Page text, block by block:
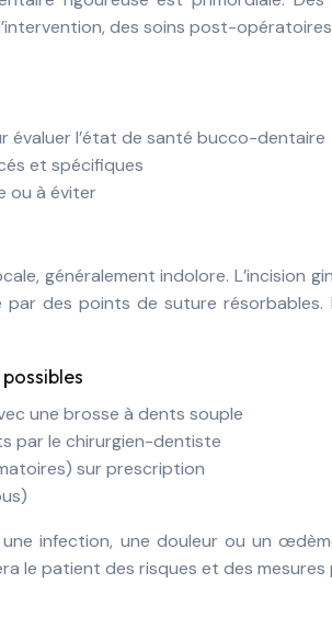
des soins post-
l’état de santé bucco-dentaire
et spécifiques
ou à éviter
généralement indolore. L’incision
des points de suture résorbables.
une brosse à dents souple
par le chirurgien-dentiste
sur prescription
infection, une douleur ou un
le patient des risques et des mesures